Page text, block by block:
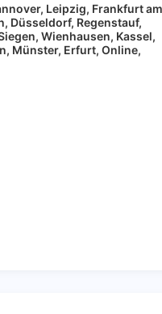
Leipzig, Frankfurt am
Düsseldorf, Regenstauf,
Wienhausen, Kassel,
Münster, Erfurt, Online,